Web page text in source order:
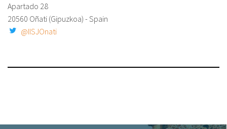
es
en
Apartado 28
20560 Oñati (Gipuzkoa) - Spain
@IISJOnati